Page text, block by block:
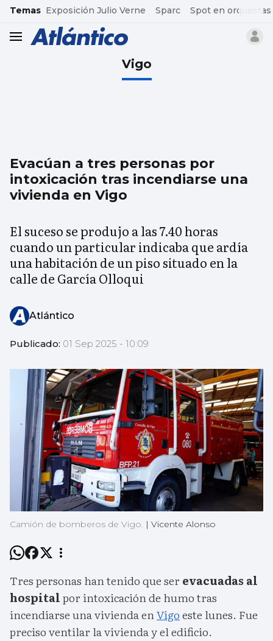
common.go-to-content
Temas Exposición Julio Verne Sparc Spot en orquestas
header.menu.open
Vigo
Evacúan a tres personas por
intoxicación tras incendiarse una
vivienda en Vigo
El suceso se produjo a las 7.40 horas
cuando un particular indicaba que ardía
una habitación de un piso situado en la
calle de García Olloqui
Atlántico
Publicado: 01 Sep 2025 - 10:09
Camión de bomberos de Vigo. | Vicente Alonso
Tres personas han tenido que serevacuadas al
hospitalpor intoxicación de humo tras
incendiarse una vivienda enVigoeste lunes. Fue
preciso ventilar la vivienda y el edificio.